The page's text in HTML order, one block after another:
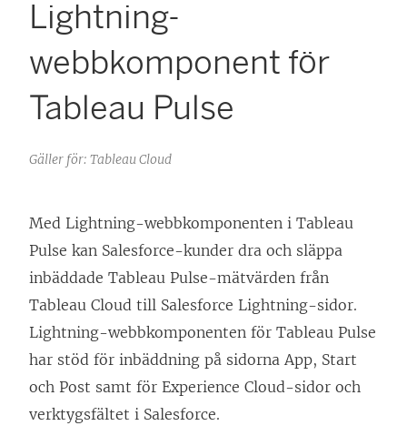
Lightning-
webbkomponent för
Tableau Pulse
Gäller för: Tableau Cloud
Med Lightning-webbkomponenten i Tableau
Pulse kan Salesforce-kunder dra och släppa
inbäddade Tableau Pulse-mätvärden från
Tableau Cloud till Salesforce Lightning-sidor.
Lightning-webbkomponenten för Tableau Pulse
har stöd för inbäddning på sidorna App, Start
och Post samt för Experience Cloud-sidor och
verktygsfältet i Salesforce.